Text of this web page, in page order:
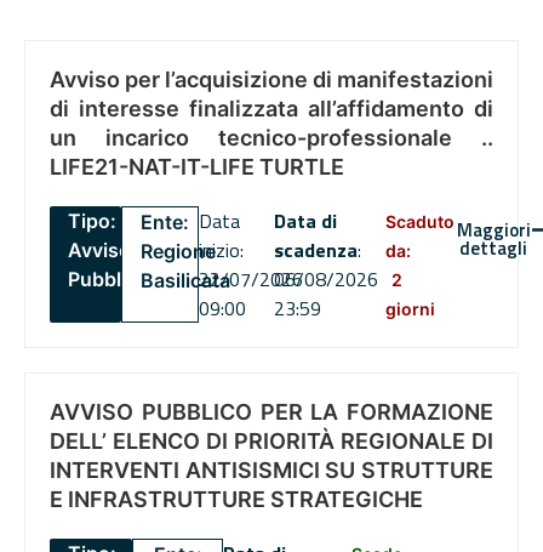
Avviso per l’acquisizione di manifestazioni
di interesse finalizzata all’affidamento di
un incarico tecnico-professionale ..
LIFE21-NAT-IT-LIFE TURTLE
Tipo:
Avviso
Pubblico
Ente:
Regione
Basilicata
Data
inizio:
22/07/2026
09:00
Data di
scadenza:
06/08/2026
23:59
Scaduto
da:
2
giorni
Maggiori
dettagli
AVVISO PUBBLICO PER LA FORMAZIONE
DELL’ ELENCO DI PRIORITÀ REGIONALE DI
INTERVENTI ANTISISMICI SU STRUTTURE
E INFRASTRUTTURE STRATEGICHE